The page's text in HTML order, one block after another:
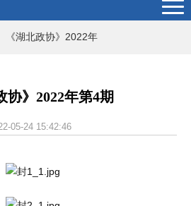
《湖北政协》2022年
协》2022年第4期
05-24 15:42:46